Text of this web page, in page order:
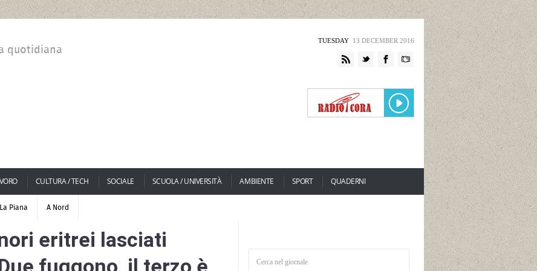
quotidiana
TUESDAY 13 DECEMBER 2016
CULTURA / TECH SOCIALE SCUOLA / UNIVERSITÀ AMBIENTE SPORT QUADERNI
La Piana A Nord
eritrei lasciati
fuggono, il terzo è